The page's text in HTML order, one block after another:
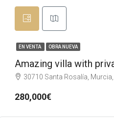
EN VENTA OBRA NUEVA
Amazing villa with
30710 Santa Rosalía,
280,000€